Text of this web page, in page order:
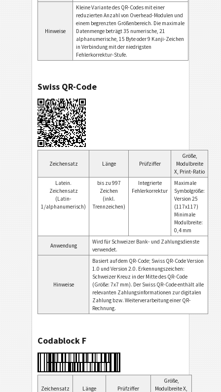
Hinweise
Kleine Variante des QR-Codes mit einer
reduzierten Anzahl von Overhead-Modulen und
einem begrenzten Größenbereich. Die maximale
Datenmenge beträgt 35 numerische, 21
alphanumerische, 15 Byte oder 9 Kanji-Zeichen
in Verbindung mit der niedrigsten
Fehlerkorrektur-Stufe.
Swiss QR-Code
Zeichensatz Länge Prüfziffer
Größe,
Modulbreite
X, Print-Ratio
Latein.
Zeichensatz
(Latin-
1/alphanumerisch)
bis zu 997
Zeichen
(inkl.
Trennzeichen)
Integrierte
Fehlerkorrektur
Maximale
Symbolgröße:
Version 25
(117x117)
Minimale
Modulbreite:
0,4 mm
Anwendung
Wird für Schweizer Bank- und Zahlungsdienste
verwendet.
Hinweise
Basiert auf dem QR-Code; Swiss QR-Code Version
1.0 und Version 2.0. Erkennungszeichen:
Schweizer Kreuz in der Mitte des QR-Code
(Größe: 7x7 mm). Der Swiss QR-Code enthält alle
relevanten Zahlungsinformationen zur digitalen
Zahlung bzw. Weiterverarbeitung einer QR-
Rechnung.
Codablock F
Zeichensatz Länge Prüfziffer
Größe,
Modulbreite X,